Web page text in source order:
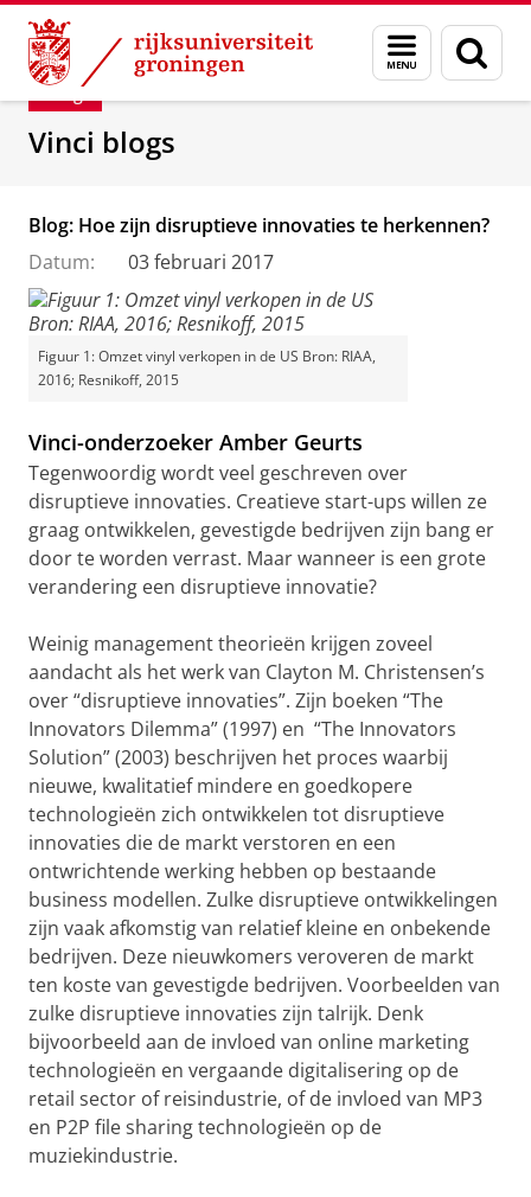
Skip
Content
Skip
Navigation
Menu
en
zoeken
Department of Innovation Management &
Blog
Vinci blogs
Blog: Hoe zijn disruptieve innovaties te herkennen?
Datum:
03 februari 2017
Figuur 1: Omzet vinyl verkopen in de US Bron: RIAA,
2016; Resnikoff, 2015
Vinci-onderzoeker Amber Geurts
Tegenwoordig wordt veel geschreven over
disruptieve innovaties. Creatieve start-ups willen ze
graag ontwikkelen, gevestigde bedrijven zijn bang er
door te worden verrast. Maar wanneer is een grote
verandering een disruptieve innovatie?
Weinig management theorieën krijgen zoveel
aandacht als het werk van Clayton M. Christensen’s
over “disruptieve innovaties”. Zijn boeken “The
Innovators Dilemma” (1997) en “The Innovators
Solution” (2003) beschrijven het proces waarbij
nieuwe, kwalitatief mindere en goedkopere
technologieën zich ontwikkelen tot disruptieve
innovaties die de markt verstoren en een
ontwrichtende werking hebben op bestaande
business modellen. Zulke disruptieve ontwikkelingen
zijn vaak afkomstig van relatief kleine en onbekende
bedrijven. Deze nieuwkomers veroveren de markt
ten koste van gevestigde bedrijven. Voorbeelden van
zulke disruptieve innovaties zijn talrijk. Denk
bijvoorbeeld aan de invloed van online marketing
technologieën en vergaande digitalisering op de
retail sector of reisindustrie, of de invloed van MP3
en P2P file sharing technologieën op de
muziekindustrie.